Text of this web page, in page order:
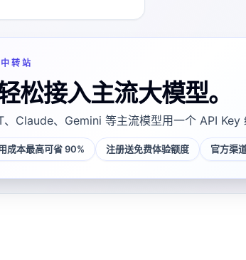
转站
松接入主流大模型。
Claude、Gemini 等主流模型用一个 API Key
成本最高可省 90% 注册送免费体验额度 官方渠